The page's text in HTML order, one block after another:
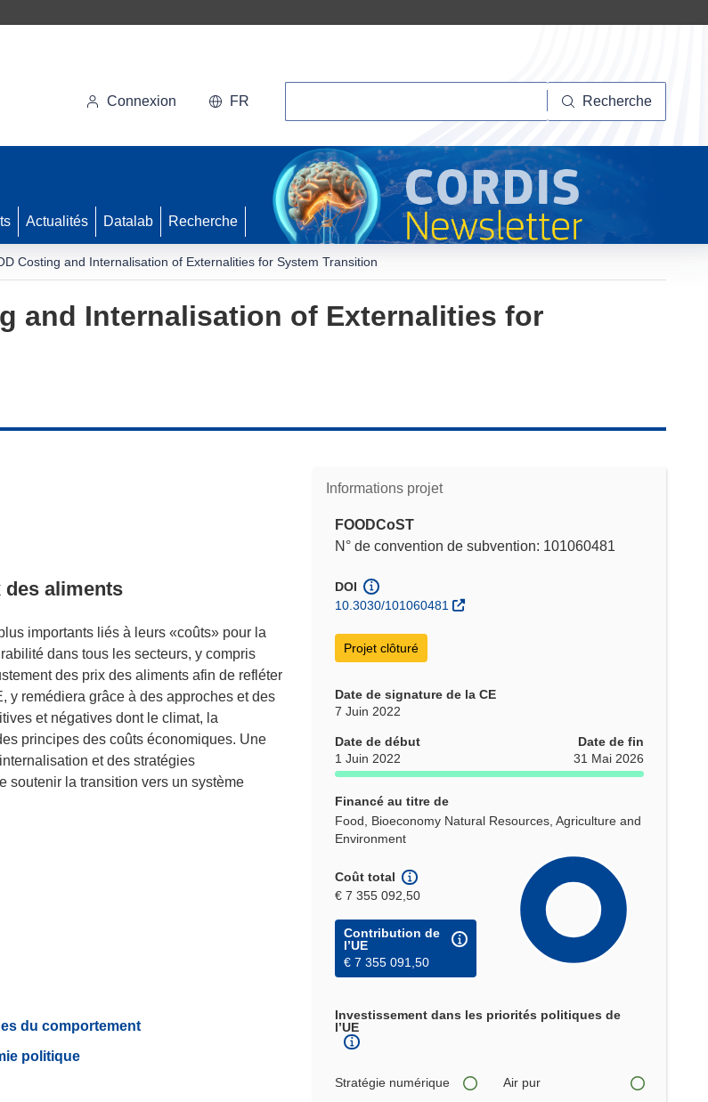
Connexion FR Recherche
Actualités Datalab Recherche
Costing and Internalisation of Externalities for System Transition
and Internalisation of Externalities for
Informations projet
FOODCoST
N° de convention de subvention: 101060481
DOI
10.3030/101060481
Projet clôturé
Date de signature de la CE
7 Juin 2022
Date de début
1 Juin 2022
Date de fin
31 Mai 2026
Financé au titre de
Food, Bioeconomy Natural Resources, Agriculture and
Environment
Coût total
€ 7 355 092,50
Contribution de
l’UE
€ 7 355 091,50
Investissement dans les priorités politiques de
l’UE
Stratégie numérique Air pur
aliments
importants liés à leurs «coûts» pour la
dans tous les secteurs, y compris
des prix des aliments afin de refléter
y remédiera grâce à des approches et des
et négatives dont le climat, la
principes des coûts économiques. Une
et des stratégies
soutenir la transition vers un système
du comportement
politique